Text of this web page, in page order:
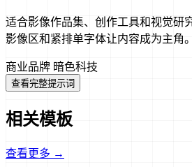
适合影像作品集、创作工具和视觉研
影像区和紧排单字体让内容成为主角。
商业品牌 暗色科技
查看完整提示词
相关模板
查看更多 →